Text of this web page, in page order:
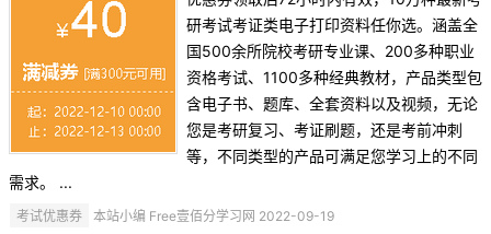
研考试考证类电子打印资料任你选。涵盖全
国500余所院校考研专业课、200多种职业
资格考试、1100多种经典教材，产品类型包
含电子书、题库、全套资料以及视频，无论
您是考研复习、考证刷题，还是考前冲刺
等，不同类型的产品可满足您学习上的不同
需求。 ...
考试优惠券 本站小编 Free壹佰分学习网 2022-09-19